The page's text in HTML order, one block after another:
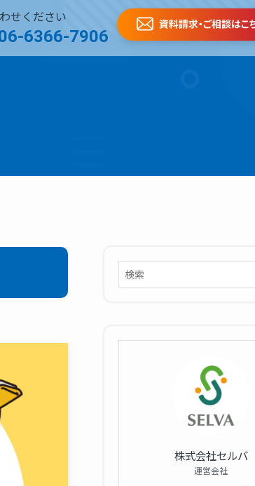
せください
6366-7906
株式会社セルバ
運営会社